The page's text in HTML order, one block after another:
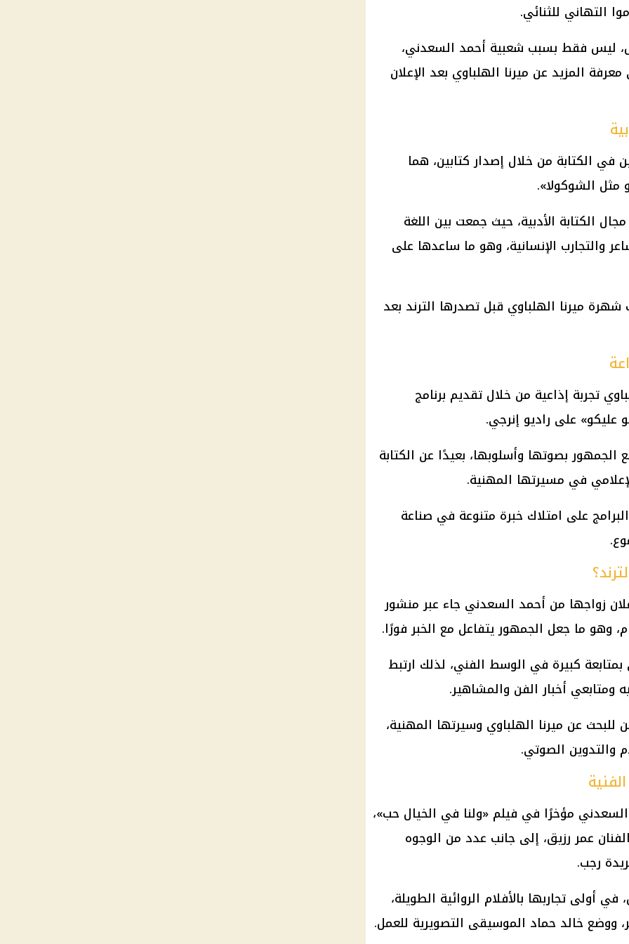
التهاني للثنائي.
ليس فقط بسبب شعبية أحمد السعدني،
المزيد عن ميرنا الهلباوي بعد الإعلان
في الكتابة من خلال إصدار كتابين، هما
مثل الشوكولا».
الكتابة الأدبية، حيث جمعت بين اللغة
والتجارب الإنسانية، وهو ما ساعدها على
ميرنا الهلباوي قبل تصدرها الترند بعد
تجربة إذاعية من خلال تقديم برنامج
على راديو إنرجي.
بصوتها وأسلوبها، بعيدًا عن الكتابة
في مسيرتها المهنية.
على امتلاك خبرة متنوعة في صناعة
زواجها من أحمد السعدني جاء عبر منشور
، وهو ما جعل الجمهور يتفاعل مع الخبر فورًا.
كبيرة في الوسط الفني، لذلك ارتبط
ومتابعي أخبار الفن والمشاهير.
عن ميرنا الهلباوي وسيرتها المهنية،
والتدوين الصوتي.
مؤخرًا في فيلم «ولنا في الخيال حب»،
عمر رزيق، إلى جانب عدد من الوجوه
رجب.
أولى تجاربها بالأفلام الروائية الطويلة،
ووضع خالد حماد الموسيقى التصويرية للعمل.